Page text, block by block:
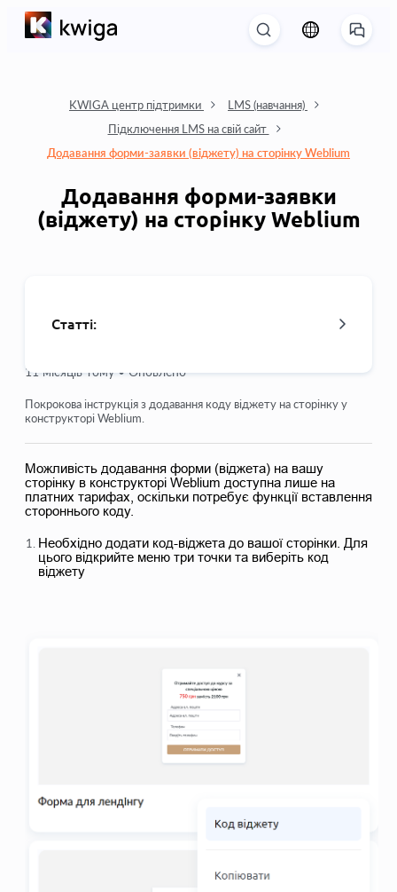
KWIGA центр підтримки
LMS (навчання)
Підключення LMS на свій сайт
Додавання форми-заявки (віджету) на сторінку Weblium
Додавання форми-заявки
(віджету) на сторінку Weblium
Статті:
Форма захоплення контактів
Відстеження відвідувань з лендінгу через віджет
Мінілендинги
Додавання форми-заявки (віджету) на сторінку
Sendpulse
Додавання онлайн-чату для учнів на платформу Kwiga
11 місяців тому • Оновлено
Покрокова інструкція з додавання коду віджету на сторінку у
конструкторі Weblium.
Можливість додавання форми (віджета) на вашу
сторінку в конструкторі Weblium доступна лише на
платних тарифах, оскільки потребує функції вставлення
стороннього коду.
Необхідно додати код-віджета до вашої сторінки. Для
цього відкрийте меню три точки та виберіть код
віджету